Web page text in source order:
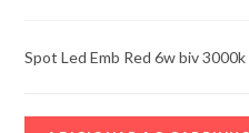
Spot Led Emb Red 6w biv